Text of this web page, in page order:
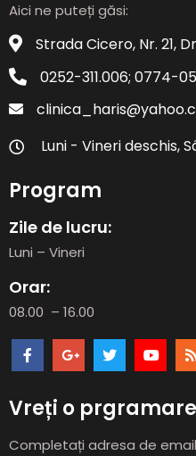
Aici ne puteți găsi:
Strada Cicero, Nr. 21,
0252-311.006; 0774-
Luni - Vineri deschis,
Program
Zile de lucru:
Luni – Vineri
Orar:
08.00 – 16.00
Vreți o
Completați adresa de